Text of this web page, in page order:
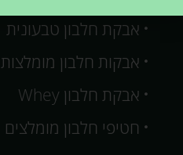
אבקת חלבון טבעונית
אבקות חלבון מומלצות
אבקת חלבון Whey
חטיפי חלבון מומלצים